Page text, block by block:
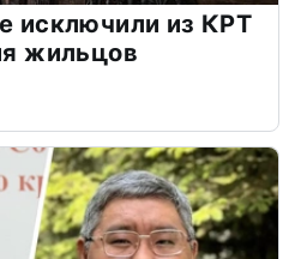
исключили из КРТ
жильцов